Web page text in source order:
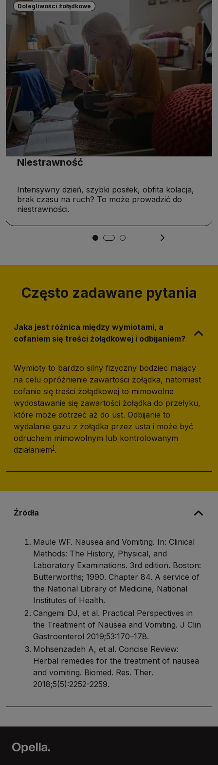
Dolegliwości żołądkowe
Niestrawność
Intensywny dzień, szybki posiłek, obfita kolacja,
brak czasu na ruch? To może prowadzić do
niestrawności.
Często zadawane pytania
Jaka jest różnica między wymiotami, a
cofaniem się treści żołądkowej i odbijaniem?
Wymioty to bardzo silny fizyczny bodziec mający
na celu opróżnienie zawartości żołądka, natomiast
cofanie się treści żołądkowej to mimowolne
wydostawanie się zawartości żołądka do przełyku,
które może dotrzeć aż do ust. Odbijanie to
wydalanie gazu z żołądka przez usta i może być
odruchem mimowolnym lub kontrolowanym
działaniem1.
Źródła
Maule WF. Nausea and Vomiting. In: Clinical
Methods: The History, Physical, and
Laboratory Examinations. 3rd edition. Boston:
Butterworths; 1990. Chapter 84. A service of
the National Library of Medicine, National
Institutes of Health.
Cangemi DJ, et al. Practical Perspectives in
the Treatment of Nausea and Vomiting. J Clin
Gastroenterol 2019;53:170–178.
Mohsenzadeh A, et al. Concise Review:
Herbal remedies for the treatment of nausea
and vomiting. Biomed. Res. Ther.
2018;5(5):2252-2259.